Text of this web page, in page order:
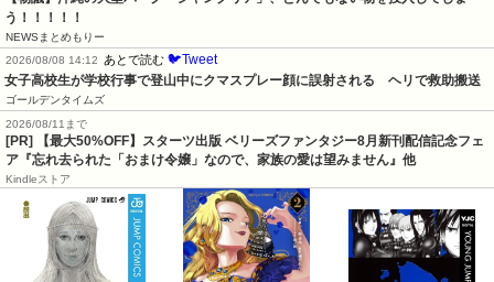
う！！！！！
NEWSまとめもりー
2026/08/08 14:12
あとで読む 🐦Tweet
女子高校生が学校行事で登山中にクマスプレー顔に誤射される　ヘリで救助搬送
ゴールデンタイムズ
2026/08/11まで
[PR] 【最大50%OFF】スターツ出版 ベリーズファンタジー8月新刊配信記念フェ
ア『忘れ去られた「おまけ令嬢」なので、家族の愛は望みません』他
Kindleストア